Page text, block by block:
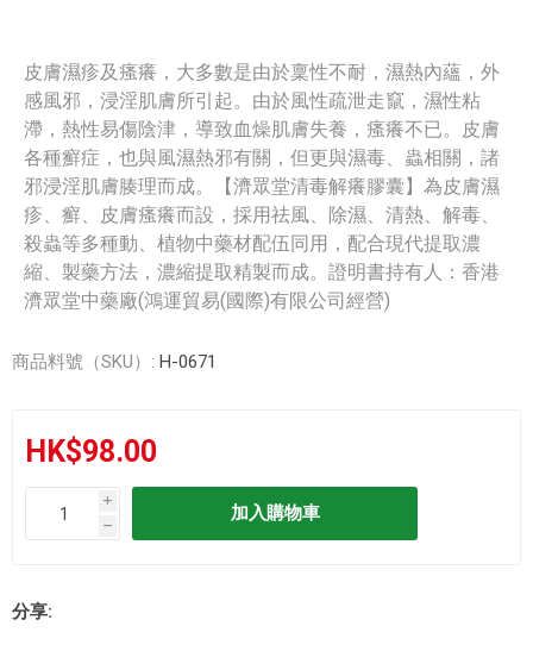
皮膚濕疹及瘙癢，大多數是由於稟性不耐，濕熱內蘊，外
感風邪，浸淫肌膚所引起。由於風性疏泄走竄，濕性粘
滯，熱性易傷陰津，導致血燥肌膚失養，瘙癢不已。皮膚
各種癬症，也與風濕熱邪有關，但更與濕毒、蟲相關，諸
邪浸淫肌膚腠理而成。【濟眾堂清毒解癢膠囊】為皮膚濕
疹、癬、皮膚瘙癢而設，採用祛風、除濕、清熱、解毒、
殺蟲等多種動、植物中藥材配伍同用，配合現代提取濃
縮、製藥方法，濃縮提取精製而成。證明書持有人：香港
濟眾堂中藥廠(鴻運貿易(國際)有限公司經營)
商品料號（SKU）: H-0671
HK$98.00
i
h
分享: